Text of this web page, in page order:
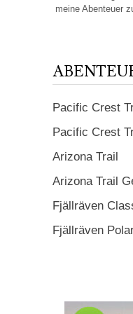
meine Abenteuer
Pacific Crest
Pacific Crest
Arizona Trail
Arizona Trail
Fjällräven
Fjällräven